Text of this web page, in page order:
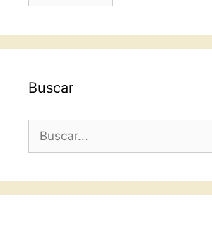
Buscar
Buscar: